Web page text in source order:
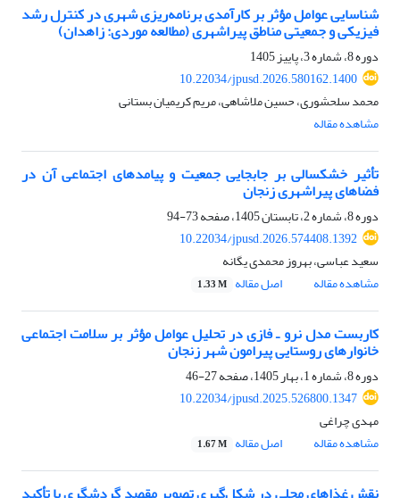
شناسایی عوامل مؤثر بر کارآمدی برنامه‌ریزی شهری در کنترل رشد
فیزیکی و جمعیتی مناطق پیراشهری (مطالعه موردی: زاهدان)
دوره 8، شماره 3، پاییز 1405
10.22034/jpusd.2026.580162.1400
محمد سلحشوری، حسین ملاشاهی، مریم کریمیان بستانی
مشاهده مقاله
تأثیر خشکسالی بر جابجایی جمعیت و پیامدهای اجتماعی آن در
فضاهای پیراشهری زنجان
دوره 8، شماره 2، تابستان 1405، صفحه
73-94
10.22034/jpusd.2026.574408.1392
سعید عباسی، بهروز محمدی یگانه
مشاهده مقاله
اصل مقاله 1.33 M
کاربست مدل نرو ـ فازی در تحلیل عوامل مؤثر بر سلامت اجتماعی
خانوارهای روستایی پیرامون شهر زنجان
دوره 8، شماره 1، بهار 1405، صفحه
27-46
10.22034/jpusd.2025.526800.1347
مهدی چراغی
مشاهده مقاله
اصل مقاله 1.67 M